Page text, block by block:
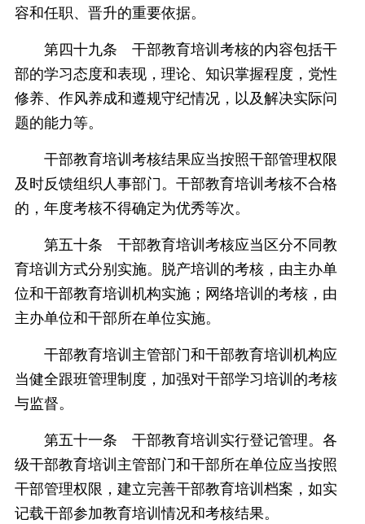
容和任职、晋升的重要依据。
第四十九条 干部教育培训考核的内容包括干
部的学习态度和表现，理论、知识掌握程度，党性
修养、作风养成和遵规守纪情况，以及解决实际问
题的能力等。
干部教育培训考核结果应当按照干部管理权限
及时反馈组织人事部门。干部教育培训考核不合格
的，年度考核不得确定为优秀等次。
第五十条 干部教育培训考核应当区分不同教
育培训方式分别实施。脱产培训的考核，由主办单
位和干部教育培训机构实施；网络培训的考核，由
主办单位和干部所在单位实施。
干部教育培训主管部门和干部教育培训机构应
当健全跟班管理制度，加强对干部学习培训的考核
与监督。
第五十一条 干部教育培训实行登记管理。各
级干部教育培训主管部门和干部所在单位应当按照
干部管理权限，建立完善干部教育培训档案，如实
记载干部参加教育培训情况和考核结果。